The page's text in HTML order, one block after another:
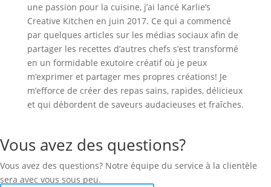
une passion pour la cuisine, j’ai lancé Karlie’s
Creative Kitchen en juin 2017. Ce qui a commencé
par quelques articles sur les médias sociaux afin de
partager les recettes d’autres chefs s’est transformé
en un formidable exutoire créatif où je peux
m’exprimer et partager mes propres créations! Je
m’efforce de créer des repas sains, rapides, délicieux
et qui débordent de saveurs audacieuses et fraîches.
Vous avez des questions?
Vous avez des questions? Notre équipe du service à la clientèle
sera avec vous sous peu.